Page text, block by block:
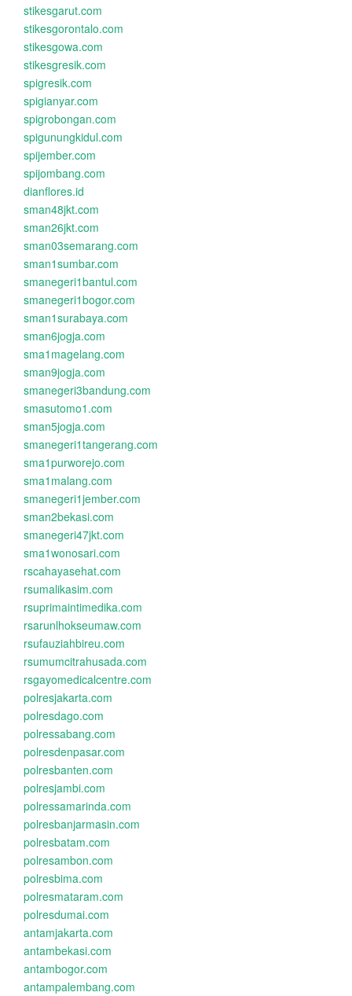
stikesgarut.com
stikesgorontalo.com
stikesgowa.com
stikesgresik.com
spigresik.com
spigianyar.com
spigrobongan.com
spigunungkidul.com
spijember.com
spijombang.com
dianflores.id
sman48jkt.com
sman26jkt.com
sman03semarang.com
sman1sumbar.com
smanegeri1bantul.com
smanegeri1bogor.com
sman1surabaya.com
sman6jogja.com
sma1magelang.com
sman9jogja.com
smanegeri3bandung.com
smasutomo1.com
sman5jogja.com
smanegeri1tangerang.com
sma1purworejo.com
sma1malang.com
smanegeri1jember.com
sman2bekasi.com
smanegeri47jkt.com
sma1wonosari.com
rscahayasehat.com
rsumalikasim.com
rsuprimaintimedika.com
rsarunlhokseumaw.com
rsufauziahbireu.com
rsumumcitrahusada.com
rsgayomedicalcentre.com
polresjakarta.com
polresdago.com
polressabang.com
polresdenpasar.com
polresbanten.com
polresjambi.com
polressamarinda.com
polresbanjarmasin.com
polresbatam.com
polresambon.com
polresbima.com
polresmataram.com
polresdumai.com
antamjakarta.com
antambekasi.com
antambogor.com
antampalembang.com